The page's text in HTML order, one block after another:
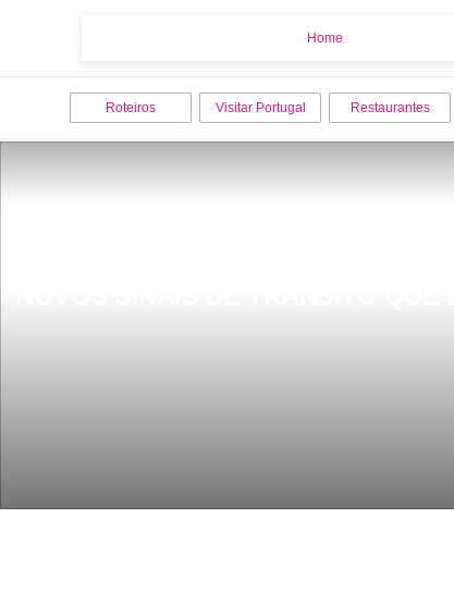
Home
Roteiros Visitar Portugal Restaurantes